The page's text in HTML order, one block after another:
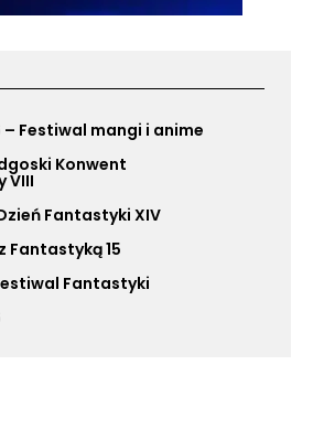
Festiwal mangi i anime
Konwent
VIII
Fantastyki XIV
Fantastyką 15
Fantastyki